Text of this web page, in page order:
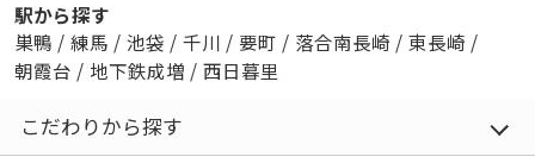
駅から探す
巣鴨 / 練馬 / 池袋 / 千川 / 要町 / 落合南長崎 / 東長崎 /
朝霞台 / 地下鉄成増 / 西日暮里
こだわりから探す